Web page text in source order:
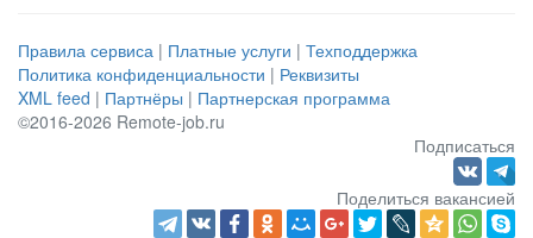
Правила сервиса | Платные услуги | Техподдержка
Политика конфиденциальности | Реквизиты
XML feed | Партнёры | Партнерская программа
©2016-2026 Remote-job.ru
Подписаться
Поделиться вакансией